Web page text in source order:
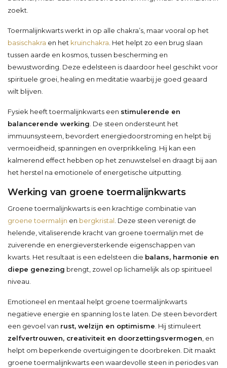
zoekt.
Toermalijnkwarts werkt in op alle chakra’s, maar vooral op het
basischakra en het kruinchakra . Het helpt zo een brug slaan
tussen aarde en kosmos, tussen bescherming en
bewustwording. Deze edelsteen is daardoor heel geschikt voor
spirituele groei, healing en meditatie waarbij je goed geaard
wilt blijven.
Fysiek heeft toermalijnkwarts een stimulerende en
balancerende werking . De steen ondersteunt het
immuunsysteem, bevordert energiedoorstroming en helpt bij
vermoeidheid, spanningen en overprikkeling. Hij kan een
kalmerend effect hebben op het zenuwstelsel en draagt bij aan
het herstel na emotionele of energetische uitputting.
Werking van groene toermalijnkwarts
Groene toermalijnkwarts is een krachtige combinatie van
groene toermalijn en bergkristal . Deze steen verenigt de
helende, vitaliserende kracht van groene toermalijn met de
zuiverende en energieversterkende eigenschappen van
kwarts. Het resultaat is een edelsteen die balans, harmonie en
diepe genezing brengt, zowel op lichamelijk als op spiritueel
niveau.
Emotioneel en mentaal helpt groene toermalijnkwarts
negatieve energie en spanning los te laten. De steen bevordert
een gevoel van rust, welzijn en optimisme . Hij stimuleert
zelfvertrouwen, creativiteit en doorzettingsvermogen , en
helpt om beperkende overtuigingen te doorbreken. Dit maakt
groene toermalijnkwarts een waardevolle steen in periodes van